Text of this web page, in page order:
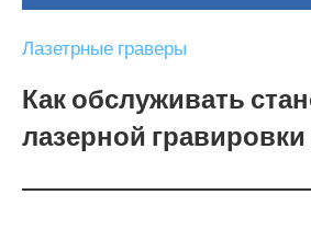
Лазетрные граверы
Как обслуживать
лазерной гравировки